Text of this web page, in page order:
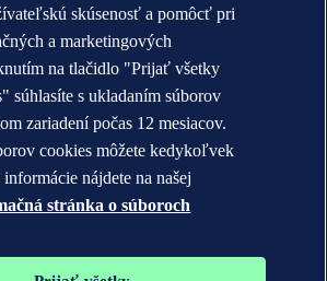
DNV
súkromia
AS 2026
cookies
skúsenosť a pomôcť pri
a marketingových
na tlačidlo "Prijať všetky
súhlasíte s ukladaním súborov
zariadení počas 12 mesiacov.
cookies môžete kedykoľvek
nájdete na našej
stránka o súboroch